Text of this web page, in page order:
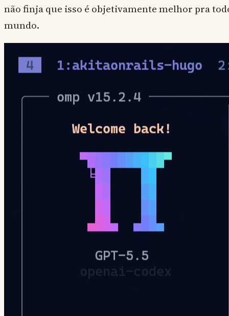
não finja que isso é objetivamente melhor pra
mundo.